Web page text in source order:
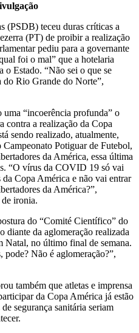
(PSDB) teceu duras críticas a
(PT) de proibir a realização
pediu para a governante
foi o mal” que a hotelaria
o Estado. “Não sei o que se
do Rio Grande do Norte”,
“incoerência profunda” o
contra a realização da Copa
sendo realizado, atualmente,
Potiguar de Futebol,
da América, essa última
“O vírus da COVID 19 só vai
Copa América e não vai entrar
da América?”,
ironia.
do “Comité Científico” do
diante da aglomeração realizada
Natal, no último final de semana.
Não é aglomeração?”,
também que atletas e imprensa
da Copa América já estão
segurança sanitária seriam